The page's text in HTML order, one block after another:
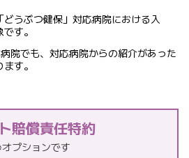
うぶつ健保」対応病院における入
す。
院でも、対応病院からの紹介があった
す。
賠償責任特約
プションです